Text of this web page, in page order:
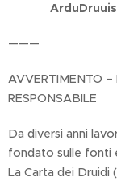
———
AVVERTIMENTO –
RESPONSABILE
Da diversi anni
fondato sulle fonti
La Carta dei Druidi